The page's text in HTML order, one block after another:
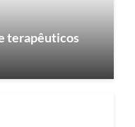
terapêuticos